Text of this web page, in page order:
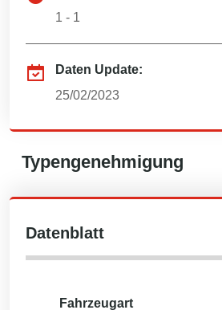
1 - 1
Daten Update:
25/02/2023
Typengenehmigung
Datenblatt
Fahrzeugart